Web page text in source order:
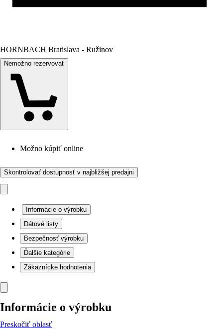
HORNBACH Bratislava - Ružinov
Nemožno rezervovať
Možno kúpiť online
Skontrolovať dostupnosť v najbližšej predajni
Informácie o výrobku
Dátové listy
Bezpečnosť výrobku
Ďalšie kategórie
Zákaznícke hodnotenia
Informácie o výrobku
Preskočiť oblasť